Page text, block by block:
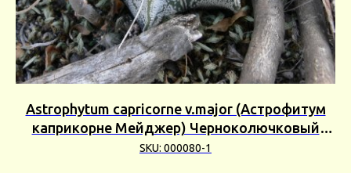
Astrophytum capricorne v.major (Астрофитум
каприкорне Мейджер) Черноколючковый
Сбор 25г
SKU: 000080-1